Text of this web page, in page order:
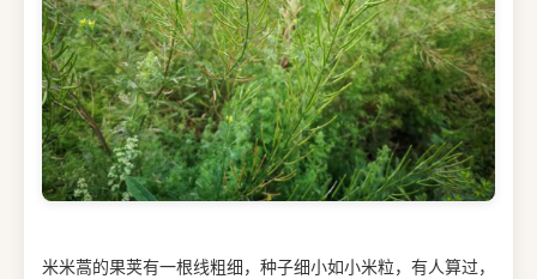
米米蒿的果荚有一根线粗细，种子细小如小米粒，有人算过，